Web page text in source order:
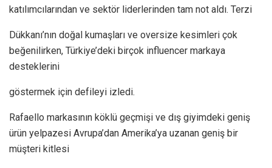
katılımcılarından ve sektör liderlerinden tam not aldı. Terzi
Dükkanı’nın doğal kumaşları ve oversize kesimleri çok
beğenilirken, Türkiye’deki birçok influencer markaya
desteklerini
göstermek için defileyi izledi.
Rafaello markasının köklü geçmişi ve dış giyimdeki geniş
ürün yelpazesi Avrupa’dan Amerika’ya uzanan geniş bir
müşteri kitlesi